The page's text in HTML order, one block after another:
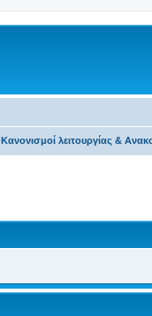
Κανονισμοί λειτουργίας &